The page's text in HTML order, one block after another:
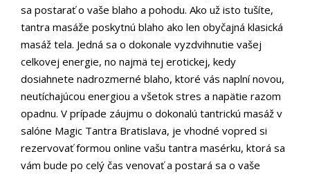
sa postarať o vaše blaho a pohodu. Ako už isto tušíte,
tantra masáže poskytnú blaho ako len obyčajná klasická
masáž tela. Jedná sa o dokonale vyzdvihnutie vašej
celkovej energie, no najmä tej erotickej, kedy
dosiahnete nadrozmerné blaho, ktoré vás naplní novou,
neutíchajúcou energiou a všetok stres a napätie razom
opadnu. V prípade záujmu o dokonalú tantrickú masáž v
salóne Magic Tantra Bratislava, je vhodné vopred si
rezervovať formou online vašu tantra masérku, ktorá sa
vám bude po celý čas venovať a postará sa o vaše